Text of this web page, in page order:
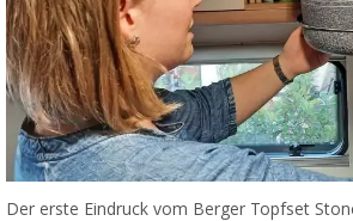
Der erste Eindruck vom Berger Topfset